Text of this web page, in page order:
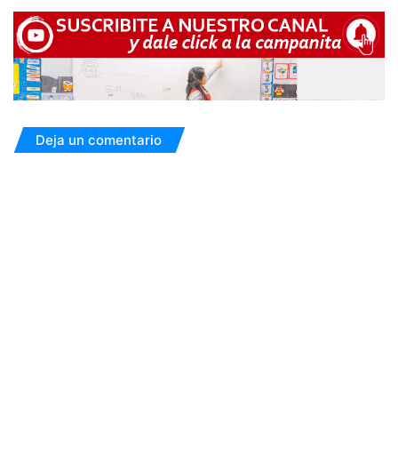
Deja un comentario